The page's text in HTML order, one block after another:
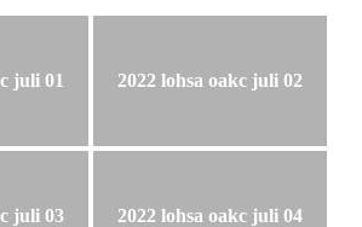
juli 01 2022 lohsa oakc juli 02
juli 03 2022 lohsa oakc juli 04